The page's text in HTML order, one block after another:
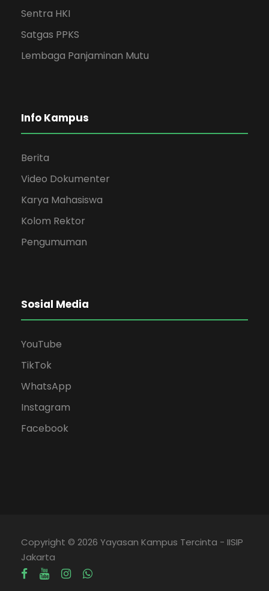
Sentra HKI
Satgas PPKS
Lembaga Panjaminan Mutu
Info Kampus
Berita
Video Dokumenter
Karya Mahasiswa
Kolom Rektor
Pengumuman
Sosial Media
YouTube
TikTok
WhatsApp
Instagram
Facebook
Copyright © 2026 Yayasan Kampus Tercinta - IISIP
Jakarta